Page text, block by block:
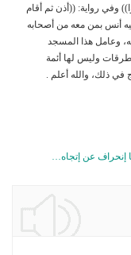
وفي رواية: ((أذن ثم أقام
أنس بمن معه من أصحابه
وعامل هذا المسجد
وليس لها أئمة
ذلك، والله أعلم .
إنحراف عن إتجاه…